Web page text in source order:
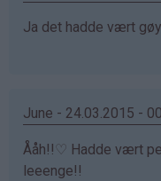
Ja det hadde vært
June - 24.03.2015 -
Ååh!!♡ Hadde vært
leeenge!!